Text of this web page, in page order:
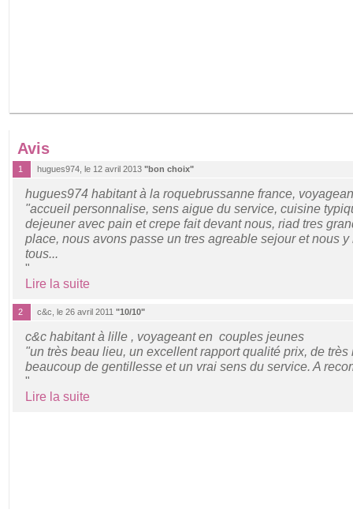
Avis
1 hugues974, le 12 avril 2013 "bon choix"
hugues974 habitant à la roquebrussanne france,
"accueil personnalise, sens aigue du service, cuisine
dejeuner avec pain et crepe fait devant nous, riad tres
place, nous avons passe un tres agreable sejour et nous
tous...
"
Lire la suite
2 c&c, le 26 avril 2011 "10/10"
c&c habitant à lille , voyageant en couples jeunes
"un très beau lieu, un excellent rapport qualité prix, de
beaucoup de gentillesse et un vrai sens du service. A
"
Lire la suite